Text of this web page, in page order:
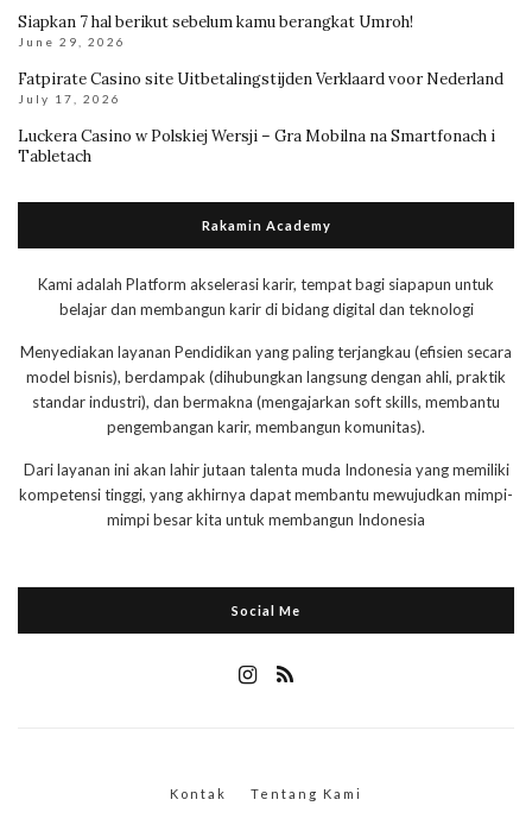
Siapkan 7 hal berikut sebelum kamu berangkat Umroh!
June 29, 2026
Fatpirate Casino site Uitbetalingstijden Verklaard voor Nederland
July 17, 2026
Luckera Casino w Polskiej Wersji – Gra Mobilna na Smartfonach i
Tabletach
Rakamin Academy
Kami adalah Platform akselerasi karir, tempat bagi siapapun untuk
belajar dan membangun karir di bidang digital dan teknologi
Menyediakan layanan Pendidikan yang paling terjangkau (efisien secara
model bisnis), berdampak (dihubungkan langsung dengan ahli, praktik
standar industri), dan bermakna (mengajarkan soft skills, membantu
pengembangan karir, membangun komunitas).
Dari layanan ini akan lahir jutaan talenta muda Indonesia yang memiliki
kompetensi tinggi, yang akhirnya dapat membantu mewujudkan mimpi-
mimpi besar kita untuk membangun Indonesia
Social Me
Kontak Tentang Kami